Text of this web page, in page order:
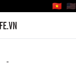
🇻🇳 🇺🇸